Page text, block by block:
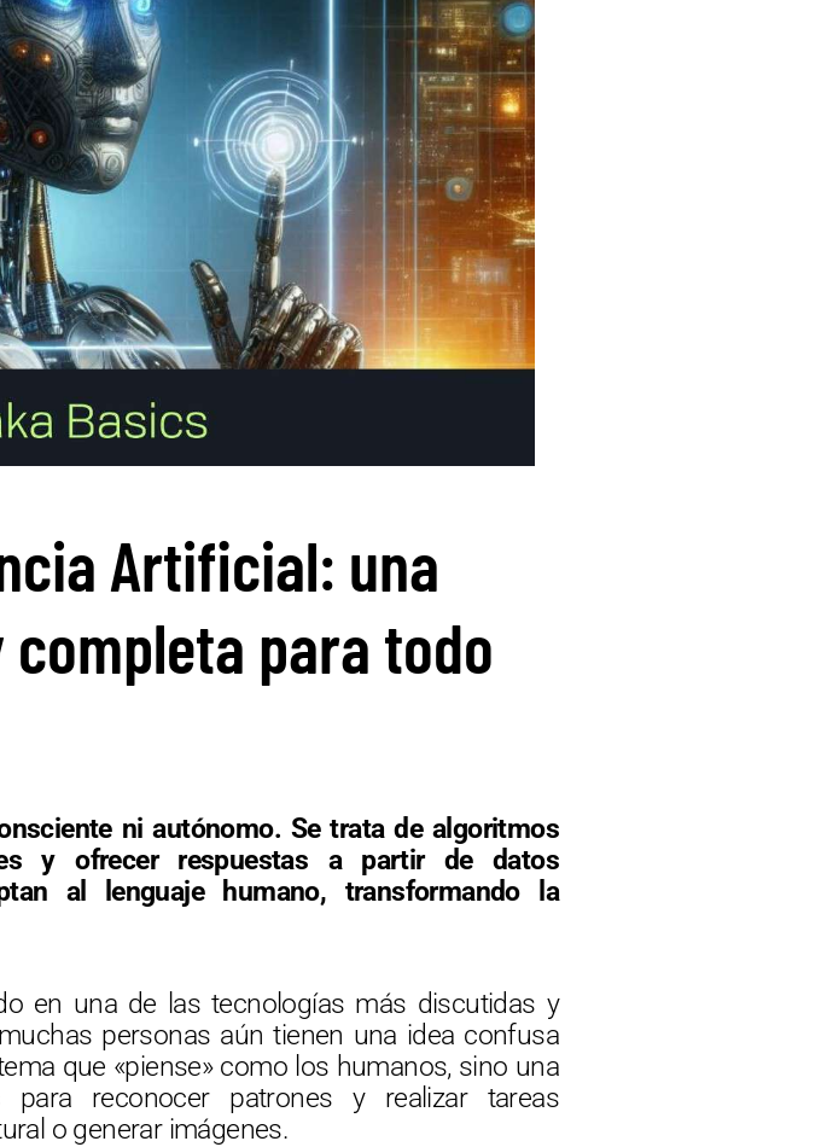
Artificial: una
para todo
ni autónomo. Se trata de algoritmos
y ofrecer respuestas a partir de datos
al lenguaje humano, transformando la
en una de las tecnologías más discutidas y
personas aún tienen una idea confusa
que «piense» como los humanos, sino una
reconocer patrones y realizar tareas
o generar imágenes.